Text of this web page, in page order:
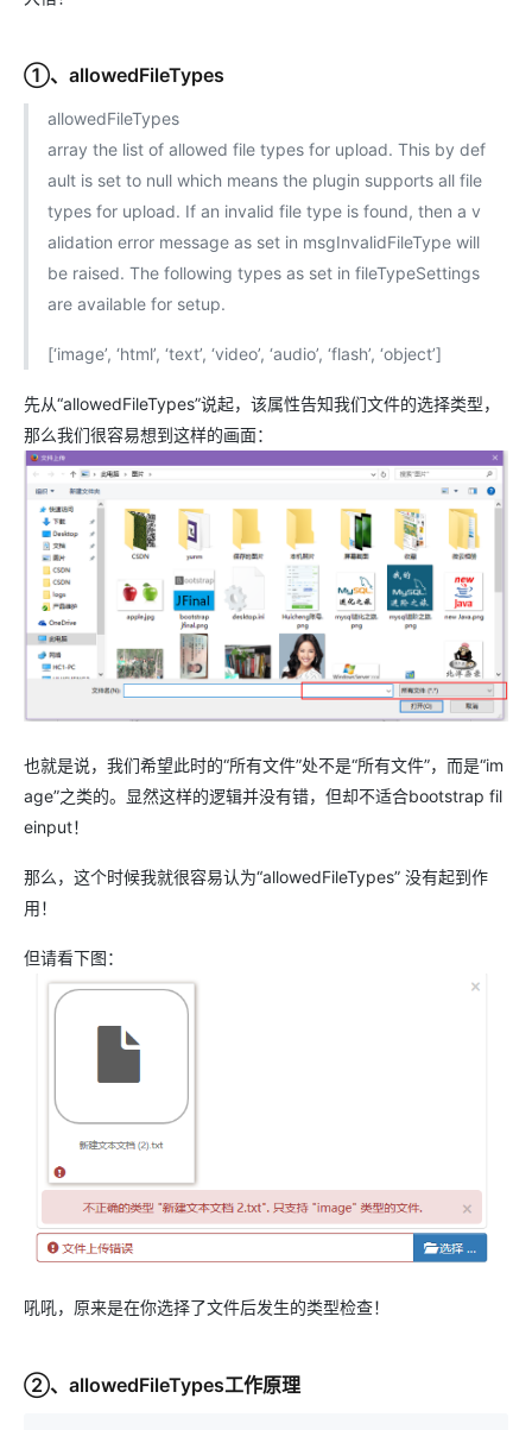
①、allowedFileTypes
allowedFileTypes
array the list of allowed file types for upload. This by def
ault is set to null which means the plugin supports all file
types for upload. If an invalid file type is found, then a v
alidation error message as set in msgInvalidFileType will
be raised. The following types as set in fileTypeSettings
are available for setup.
[‘image’, ‘html’, ‘text’, ‘video’, ‘audio’, ‘flash’, ‘object’]
先从“allowedFileTypes”说起，该属性告知我们文件的选择类型，
那么我们很容易想到这样的画面：
也就是说，我们希望此时的“所有文件”处不是“所有文件”，而是“im
age”之类的。显然这样的逻辑并没有错，但却不适合bootstrap fil
einput！
那么，这个时候我就很容易认为“allowedFileTypes” 没有起到作
用！
但请看下图：
吼吼，原来是在你选择了文件后发生的类型检查！
②、allowedFileTypes工作原理